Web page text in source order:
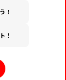
！
！